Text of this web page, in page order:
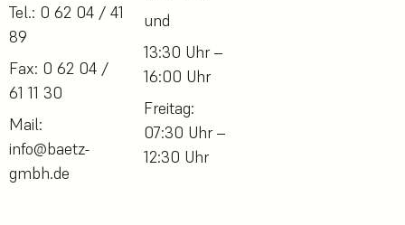
Tel.: 0 62 04 / 41
89
Fax: 0 62 04 /
61 11 30
Mail:
info@baetz-
gmbh.de
und
13:30 Uhr –
16:00 Uhr
Freitag:
07:30 Uhr –
12:30 Uhr